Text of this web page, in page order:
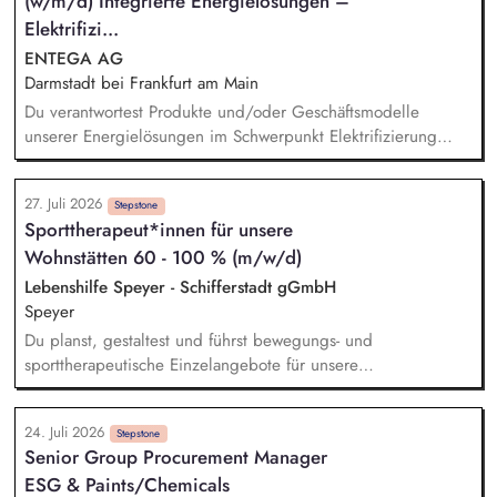
Beschwerdekultur innerhalb der Organisation.
Elektrifizi...
ENTEGA AG
Darmstadt bei Frankfurt am Main
Du verantwortest Produkte und/oder Geschäftsmodelle
unserer Energielösungen im Schwerpunkt Elektrifizierung
oder Wärmetransformation und entwickelst sie von der
Marktanforderung bis zur Einführung und Skalierung weiter.
Du steuerst den wirtschaftlichen und marktseitigen Erfolg
deiner Produkte anhand relevanter Kennzahlen wie Umsatz,
Ergebnisbeitrag und Kundenakzeptanz und leitest daraus
Maßnahmen ab. Du analysierst Kundenbedürfnisse,
Marktpotenziale, Wettbewerbsstrategien sowie technische und
energiewirtschaftliche Entwicklungen und übersetzt sie in
Produktstrategien, Business Cases und Roadmaps.
27. Juli 2026 Stepstone
Sporttherapeut*innen für unsere
Wohnstätten 60 - 100 % (m/w/d)
Lebenshilfe Speyer - Schifferstadt gGmbH
Speyer
Du planst, gestaltest und führst bewegungs- und
sporttherapeutische Einzelangebote für unsere
Bewohner*innen durch (z.B. Fitnessstudio, Schwimmen oder
individuelle Bewegungsförderung) und passt diese an deren
persönliche Fähigkeiten und Bedarfe an. Du leitest
Gruppenangebote im Bereich Bewegung und Gesundheit
(z.B. Gymnastik oder Nordic Walking) und stärkst so die
24. Juli 2026 Stepstone
Senior Group Procurement Manager
ESG & Paints/Chemicals